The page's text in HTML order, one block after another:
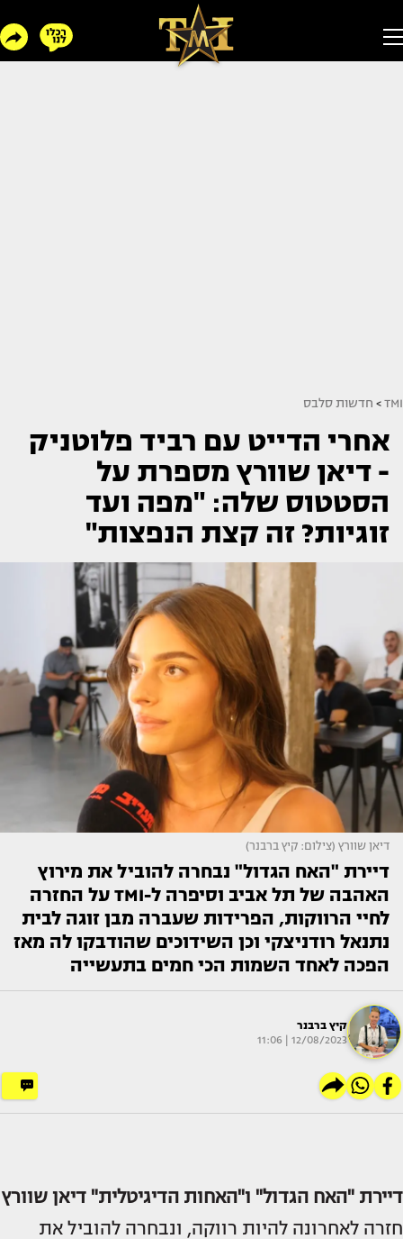
TMI
> חדשות סלבס
אחרי הדייט עם רביד פלוטניק
- דיאן שוורץ מספרת על
הסטטוס שלה: "מפה ועד
זוגיות? זה קצת הנפצות"
דיאן שוורץ (צילום: קיץ ברבנר)
דיירת "האח הגדול" נבחרה להוביל את מירוץ
האהבה של תל אביב וסיפרה ל-TMI על החזרה
לחיי הרווקות, הפרידות שעברה מבן זוגה לבית
נתנאל רודניצקי וכן השידוכים שהודבקו לה מאז
הפכה לאחד השמות הכי חמים בתעשייה
קיץ ברבנר
12/08/2023 | 11:06
דיירת "האח הגדול" ו"האחות הדיגיטלית" דיאן שוורץ
חזרה לאחרונה להיות רווקה, ונבחרה להוביל את